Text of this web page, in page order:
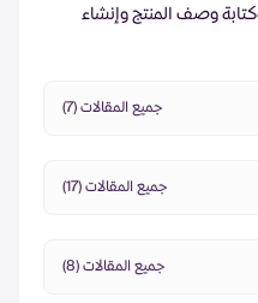
وصف المنتج وإنشاء
جميع المقالات (7)
جميع المقالات (17)
جميع المقالات (8)